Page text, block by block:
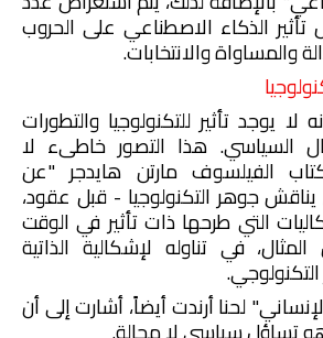
الذكاء الاصطناعي على الحروب
والمساواة والانتخابات.
يوجد تأثير للتكنولوجيا والتطورات
السياسي. هذا التصور خاطىء لا
الفيلسوف مارتن هايدجر "عن
يناقش جوهر التكنولوجيا - قبل عقود،
التي طرحها ذات تأثير في الوقت
في تناوله لإشكالية الذاتية
لحنا أرندت أيضاً، أشارت إلى أن